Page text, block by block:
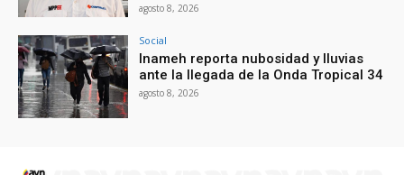
agosto 8, 2026
Social
Inameh reporta nubosidad y lluvias
ante la llegada de la Onda Tropical 34
agosto 8, 2026